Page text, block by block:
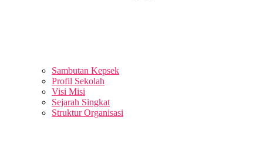
Sambutan Kepsek
Profil Sekolah
Visi Misi
Sejarah Singkat
Struktur Organisasi